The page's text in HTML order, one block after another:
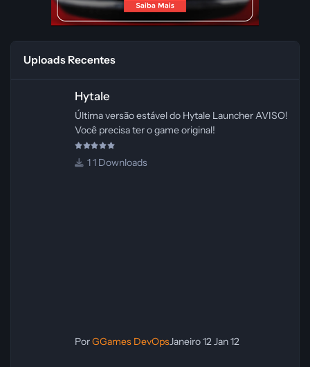
Uploads Recentes
Hytale
Última versão estável do Hytale Launcher AVISO!
Você precisa ter o game original!
1 Downloads
PorGGames DevOpsJaneiro 12Jan 12